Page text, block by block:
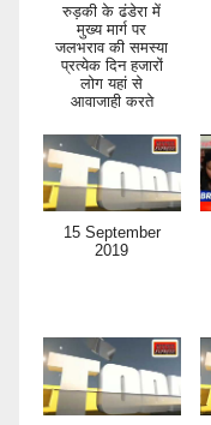
रुड़की के ढंडेरा में
मुख्य मार्ग पर
जलभराव की समस्या
प्रत्येक दिन हजारों
लोग यहां से
आवाजाही करते
15 September
2019